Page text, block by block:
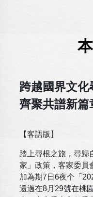
跨越國界文
齊聚共譜新篇
【客語版】
踏上尋根之旅，尋歸
家」政策，客家委員
加為期7日6夜个「
還過在8月29號在桃